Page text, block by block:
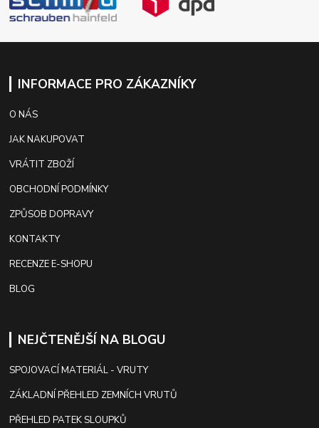
INFORMACE PRO ZÁKAZNÍKY
O NÁS
JAK NAKUPOVAT
VRÁTIT ZBOŽÍ
OBCHODNÍ PODMÍNKY
ZPŮSOB DOPRAVY
KONTAKTY
RECENZE E-SHOPU
BLOG
NEJČTENĚJŠÍ NA BLOGU
SPOJOVACÍ MATERIÁL - VRUTY
ZÁKLADNÍ PŘEHLED ZEMNÍCH VRUTŮ
PŘEHLED PATEK SLOUPKŮ